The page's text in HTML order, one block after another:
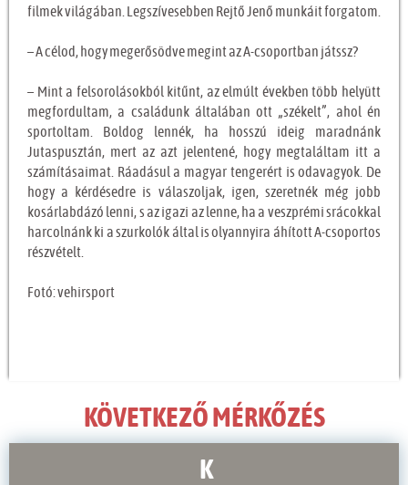
filmek világában. Legszívesebben Rejtő Jenő munkáit forgatom.
– A célod, hogy megerősödve megint az A-csoportban játssz?
– Mint a felsorolásokból kitűnt, az elmúlt években több helyütt
megfordultam, a családunk általában ott „székelt”, ahol én
sportoltam. Boldog lennék, ha hosszú ideig maradnánk
Jutaspusztán, mert az azt jelentené, hogy megtaláltam itt a
számításaimat. Ráadásul a magyar tengerért is odavagyok. De
hogy a kérdésedre is válaszoljak, igen, szeretnék még jobb
kosárlabdázó lenni, s az igazi az lenne, ha a veszprémi srácokkal
harcolnánk ki a szurkolók által is olyannyira áhított A-csoportos
részvételt.
Fotó: vehirsport
KÖVETKEZŐ MÉRKŐZÉS
K